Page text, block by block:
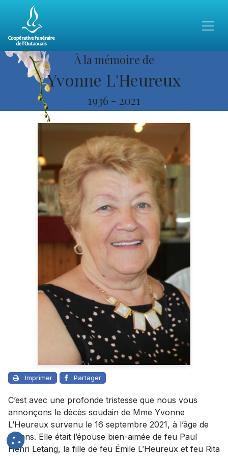
À la mémoire de
Yvonne L'Heureux
1936 - 2021
Imprimer Partager
C’est avec une profonde tristesse que nous vous
annonçons le décès soudain de Mme Yvonne
L’Heureux survenu le 16 septembre 2021, à l’âge de
85 ans. Elle était l’épouse bien-aimée de feu Paul
Henri Letang, la fille de feu Émile L’Heureux et feu Rita